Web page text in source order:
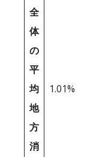
全
体
の
平
均
地
方
消
1.01%